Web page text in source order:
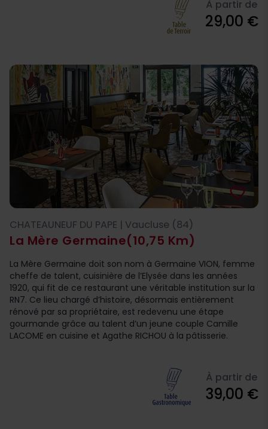
À partir de
29,00 €
La Mère Germaine(10,75 Km)
favorite_border
CHATEAUNEUF DU PAPE | Vaucluse (84)
La Mère Germaine doit son nom à Germaine VION, femme
cheffe de talent, cuisinière de l’Elysée dans les années
1920, qui fit de ce restaurant une véritable institution sur la
RN7. Ce lieu chargé d’histoire, désormais entièrement
rénové par sa propriétaire, est redevenu une étape
gourmande grâce au talent d’un jeune couple Camille
LACOME en cuisine et Agathe RICHOU à la pâtisserie.
À partir de
39,00 €